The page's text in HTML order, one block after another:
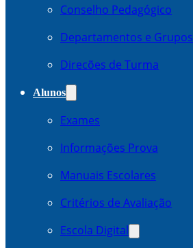
Conselho Pedagógico
Departamentos e Grupos
Direcões de Turma
Alunos
Exames
Informações Prova
Manuais Escolares
Critérios de Avaliação
Escola Digital